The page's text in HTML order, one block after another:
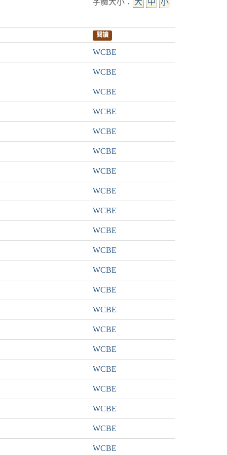
字體大小： 大 中 小
閱讀
WCBE
WCBE
WCBE
WCBE
WCBE
WCBE
WCBE
WCBE
WCBE
WCBE
WCBE
WCBE
WCBE
WCBE
WCBE
WCBE
WCBE
WCBE
WCBE
WCBE
WCBE